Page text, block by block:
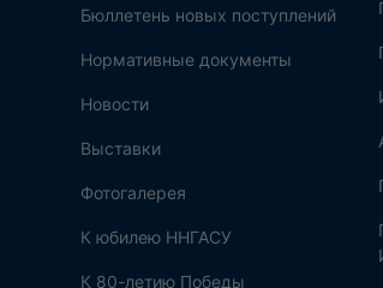
Бюллетень новых поступлений
Нормативные документы
Новости
Выставки
Фотогалерея
К юбилею ННГАСУ
К 80-летию Победы